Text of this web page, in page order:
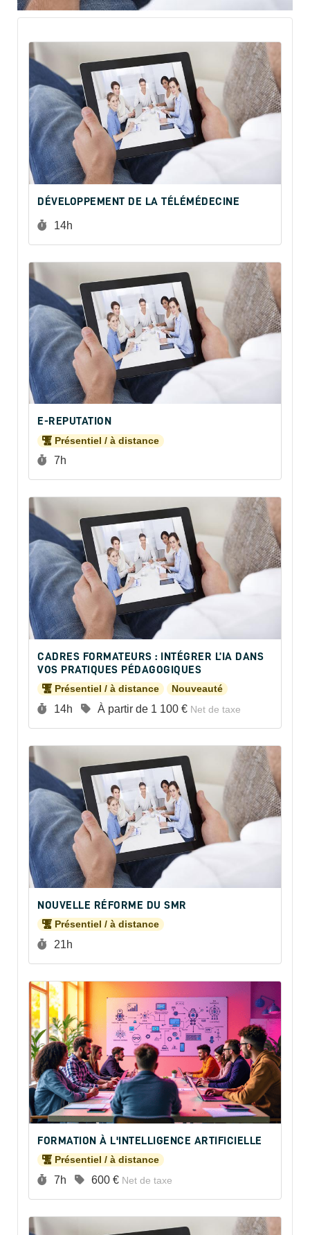
DÉVELOPPEMENT DE LA TÉLÉMÉDECINE
Durée :
14h
E-REPUTATION
Présentiel / à distance
Durée :
7h
CADRES FORMATEURS : INTÉGRER L’IA DANS
VOS PRATIQUES PÉDAGOGIQUES
Présentiel / à distance Nouveauté
Durée :
14h Prix :
À partir de 1 100 € Net de taxe
NOUVELLE RÉFORME DU SMR
Présentiel / à distance
Durée :
21h
FORMATION À L'INTELLIGENCE ARTIFICIELLE
Présentiel / à distance
Durée :
7h Prix :
600 € Net de taxe